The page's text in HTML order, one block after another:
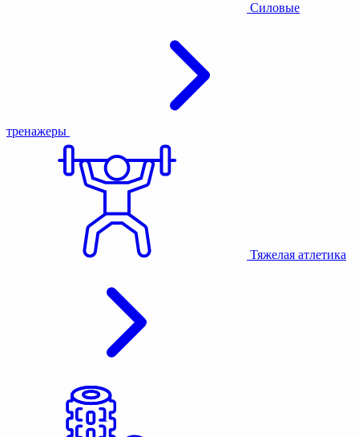
Силовые
тренажеры
Тяжелая атлетика